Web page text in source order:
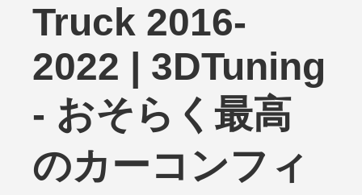
Truck 2016-
2022 | 3DTuning
- おそらく最高
のカーコンフィ